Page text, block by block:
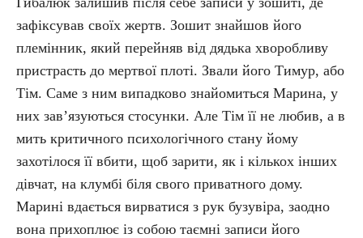
зафіксував своїх жертв. Зошит знайшов його
племінник, який перейняв від дядька хворобливу
пристрасть до мертвої плоті. Звали його Тимур, або
Тім. Саме з ним випадково знайомиться Марина, у
них зав’язуються стосунки. Але Тім її не любив, а в
мить критичного психологічного стану йому
захотілося її вбити, щоб зарити, як і кількох інших
дівчат, на клумбі біля свого приватного дому.
Марині вдається вирватися з рук бузувіра, заодно
вона прихоплює із собою таємні записи його